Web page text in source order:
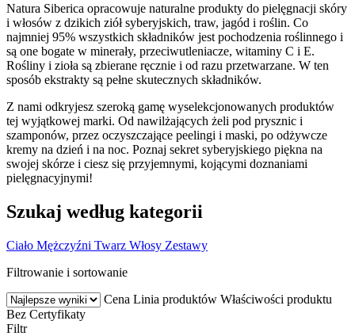
Natura Siberica opracowuje naturalne produkty do pielęgnacji skóry
i włosów z dzikich ziół syberyjskich, traw, jagód i roślin. Co
najmniej 95% wszystkich składników jest pochodzenia roślinnego i
są one bogate w minerały, przeciwutleniacze, witaminy C i E.
Rośliny i zioła są zbierane ręcznie i od razu przetwarzane. W ten
sposób ekstrakty są pełne skutecznych składników.
Z nami odkryjesz szeroką gamę wyselekcjonowanych produktów
tej wyjątkowej marki. Od nawilżających żeli pod prysznic i
szamponów, przez oczyszczające peelingi i maski, po odżywcze
kremy na dzień i na noc. Poznaj sekret syberyjskiego piękna na
swojej skórze i ciesz się przyjemnymi, kojącymi doznaniami
pielęgnacyjnymi!
Szukaj według kategorii
Ciało Mężczyźni Twarz Włosy Zestawy
Filtrowanie i sortowanie
Cena Linia produktów Właściwości produktu
Bez Certyfikaty
Filtr